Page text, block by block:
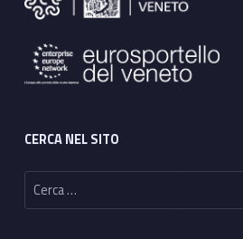
CERCA NEL SITO
Ricerca per: